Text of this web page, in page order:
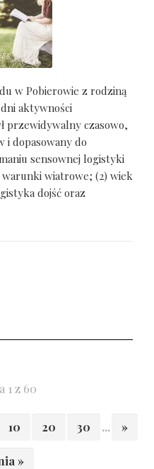
w Pobierowie z rodziną
aktywności
przewidywalny czasowo,
i dopasowany do
sensownej logistyki
warunki wiatrowe; (2) wiek
dojść oraz
1 z 60
10 20 30 ... »
»